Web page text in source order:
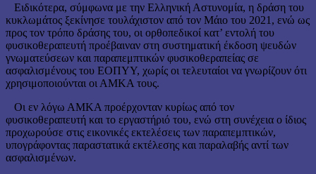
Ειδικότερα, σύμφωνα με την Ελληνική Αστυνομία, η δράση του
κυκλωμάτος ξεκίνησε τουλάχιστον από τον Μάιο του 2021, ενώ ως
προς τον τρόπο δράσης του, οι ορθοπεδικοί κατ’ εντολή του
φυσικοθεραπευτή προέβαιναν στη συστηματική έκδοση ψευδών
γνωματεύσεων και παραπεμπτικών φυσικοθεραπείας σε
ασφαλισμένους του ΕΟΠΥΥ, χωρίς οι τελευταίοι να γνωρίζουν ότι
χρησιμοποιούνται οι ΑΜΚΑ τους.
Οι εν λόγω ΑΜΚΑ προέρχονταν κυρίως από τον
φυσικοθεραπευτή και το εργαστήριό του, ενώ στη συνέχεια ο ίδιος
προχωρούσε στις εικονικές εκτελέσεις των παραπεμπτικών,
υπογράφοντας παραστατικά εκτέλεσης και παραλαβής αντί των
ασφαλισμένων.